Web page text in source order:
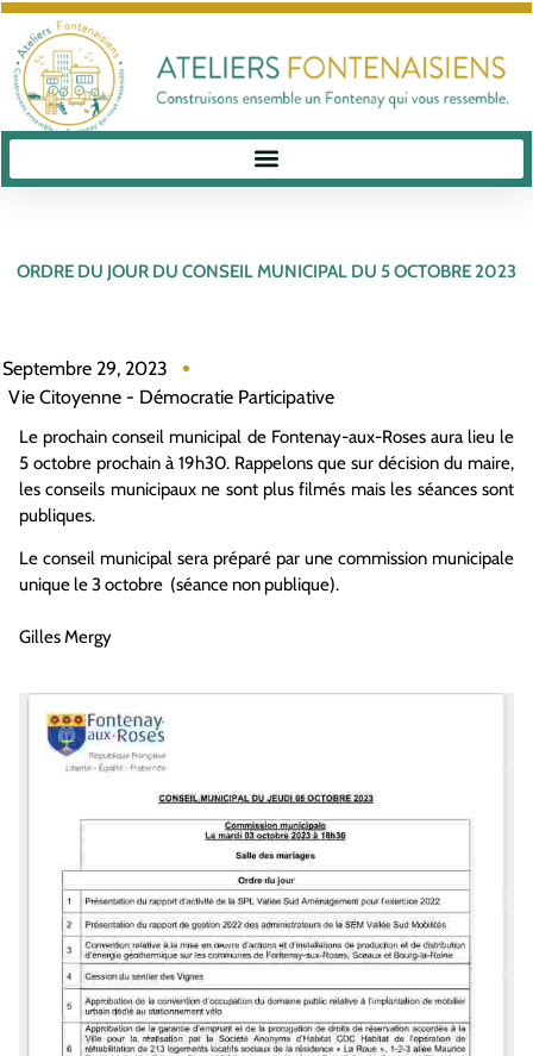
ORDRE DU JOUR DU CONSEIL MUNICIPAL DU 5 OCTOBRE 2023
Septembre 29, 2023
Vie Citoyenne - Démocratie Participative
Le prochain conseil municipal de Fontenay-aux-Roses aura lieu le
5 octobre prochain à 19h30. Rappelons que sur décision du maire,
les conseils municipaux ne sont plus filmés mais les séances sont
publiques.
Le conseil municipal sera préparé par une commission municipale
unique le 3 octobre (séance non publique).
Gilles Mergy